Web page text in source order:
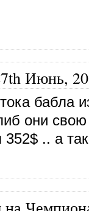
Июнь,
бабла
они
.. а